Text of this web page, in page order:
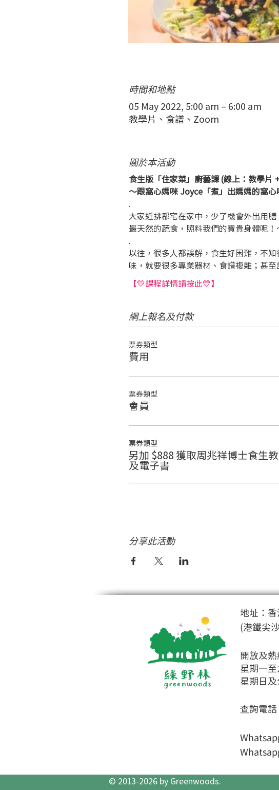
時間和地點
05 May 2022, 5:00 am – 6:00 am
教學片、食譜、Zoom
關於本活動
食生版「住家菜」廚藝課 (線上：教學片
～跟窩心媽咪 Joyce「煮」出媽媽的窩心
.
大家近排都宅在家中，少了機會外出用
最天然的蔬食，照料我們的寶貴身體呢！
.
以往，很多人都誤解，食生好困難，不
味，就要很多專業器材、食譜複雜；甚
【💛課程詳情請按此💛】
網上報名及付款
票券類型
費用
票券類型
會員
票券類型
另加 $888 獲取周兆祥博士食生
及電子書
分享此活動
地址：
(港鐵尖
開放及熱
星期一
星期日
查詢電
© 2013-2026 by Greenwoods.